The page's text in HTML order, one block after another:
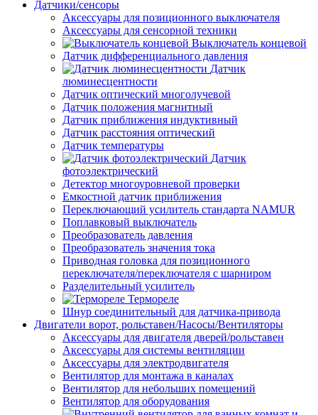
Датчики/сенсоры
Аксессуары для позиционного выключателя
Аксессуары для сенсорной техники
Выключатель концевой
Датчик дифференциального давления
Датчик
люминесцентности
Датчик оптический многолучевой
Датчик положения магнитный
Датчик приближения индуктивный
Датчик расстояния оптический
Датчик температуры
Датчик
фотоэлектрический
Детектор многоуровневой проверки
Емкостной датчик приближения
Переключающий усилитель стандарта NAMUR
Поплавковый выключатель
Преобразователь давления
Преобразователь значения тока
Приводная головка для позиционного
переключателя/переключателя с шарниром
Разделительный усилитель
Термореле
Шнур соединительный для датчика-привода
Двигатели ворот, рольставен/Насосы/Вентиляторы
Аксессуары для двигателя дверей/рольставен
Аксессуары для системы вентиляции
Аксессуары для электродвигателя
Вентилятор для монтажа в каналах
Вентилятор для небольших помещений
Вентилятор для оборудования